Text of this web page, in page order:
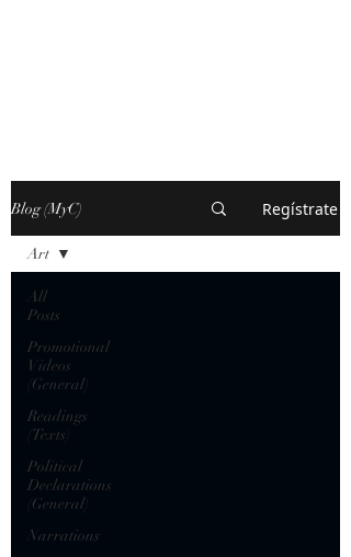
Blog (MyC) Regístrate
All
Posts
Promotional
Videos
(General)
Readings
(Texts)
Political
Declarations
(General)
Narrations
Art